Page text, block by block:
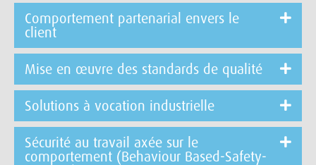
Comportement partenarial envers le
client
Mise en œuvre des standards de qualité
Solutions à vocation industrielle
Sécurité au travail axée sur le
comportement (Behaviour Based-Safety-